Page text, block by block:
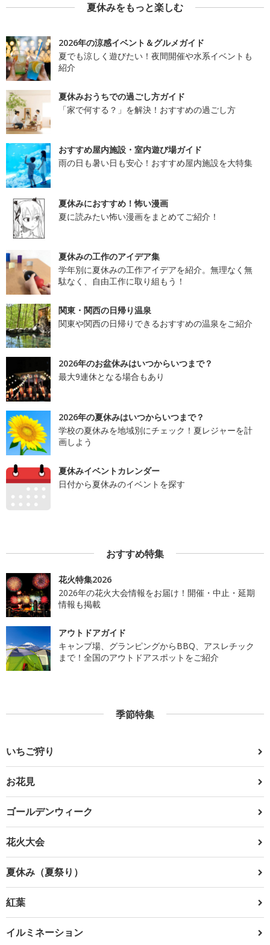
夏休みをもっと楽しむ
2026年の涼感イベント＆グルメガイド
夏でも涼しく遊びたい！夜間開催や水系イベントも
紹介
夏休みおうちでの過ごし方ガイド
「家で何する？」を解決！おすすめの過ごし方
おすすめ屋内施設・室内遊び場ガイド
雨の日も暑い日も安心！おすすめ屋内施設を大特集
夏休みにおすすめ！怖い漫画
夏に読みたい怖い漫画をまとめてご紹介！
夏休みの工作のアイデア集
学年別に夏休みの工作アイデアを紹介。無理なく無
駄なく、自由工作に取り組もう！
関東・関西の日帰り温泉
関東や関西の日帰りできるおすすめの温泉をご紹介
2026年のお盆休みはいつからいつまで？
最大9連休となる場合もあり
2026年の夏休みはいつからいつまで？
学校の夏休みを地域別にチェック！夏レジャーを計
画しよう
夏休みイベントカレンダー
日付から夏休みのイベントを探す
おすすめ特集
花火特集2026
2026年の花火大会情報をお届け！開催・中止・延期
情報も掲載
アウトドアガイド
キャンプ場、グランピングからBBQ、アスレチック
まで！全国のアウトドアスポットをご紹介
季節特集
いちご狩り
お花見
ゴールデンウィーク
花火大会
夏休み（夏祭り）
紅葉
イルミネーション